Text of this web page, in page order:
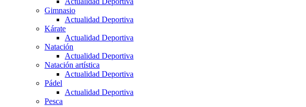
Gimnasio
Actualidad Deportiva
Kárate
Actualidad Deportiva
Natación
Actualidad Deportiva
Natación artística
Actualidad Deportiva
Pádel
Actualidad Deportiva
Pesca